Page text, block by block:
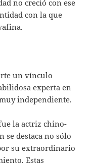
no creció con ese
con la que
un vínculo
experta en
independiente.
la actriz chino-
se destaca no sólo
su extraordinario
Estas